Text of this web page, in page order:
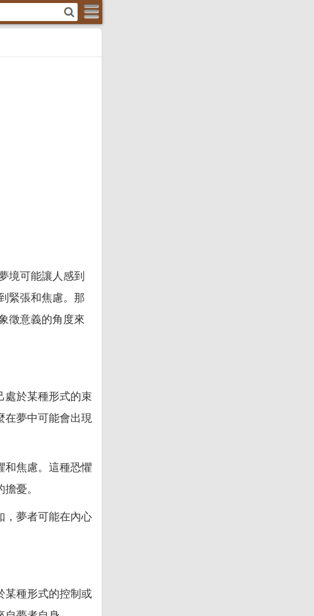
境可能讓人感到
緊張和焦慮。那
徵意義的角度來
處於某種形式的束
在夢中可能會出現
和焦慮。這種恐懼
憂。
，夢者可能在內心
某種形式的控制或